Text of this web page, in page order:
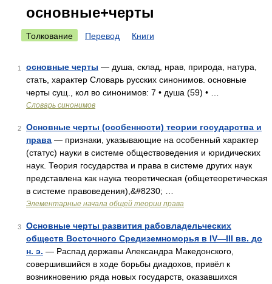
основные+черты
Толкование Перевод Книги
1 основные черты — душа, склад, нрав, природа, натура,
стать, характер Словарь русских синонимов. основные
черты сущ., кол во синонимов: 7 • душа (59) • …
Словарь синонимов
2
Основные черты (особенности) теории государства и
права — признаки, указывающие на особенный характер
(статус) науки в системе обществоведения и юридических
наук. Теория государства и права в системе других наук
представлена как наука теоретическая (общетеоретическая
в системе правоведения),&#8230; …
Элементарные начала общей теории права
3
Основные черты развития рабовладельческих
обществ Восточного Средиземноморья в IV—III вв. до
н. э. — Распад державы Александра Македонского,
совершившийся в ходе борьбы диадохов, привёл к
возникновению ряда новых государств, оказавшихся